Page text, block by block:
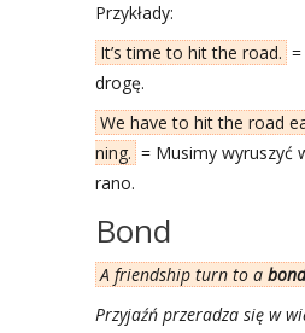
Przy­kła­dy:
It’s time to hit the road.
dro­gę.
We have to hit the road
ning. = Musi­my wyru­szyć
rano.
Bond
A friend­ship turn to a bond
Przy­jaźń prze­ra­dza się w